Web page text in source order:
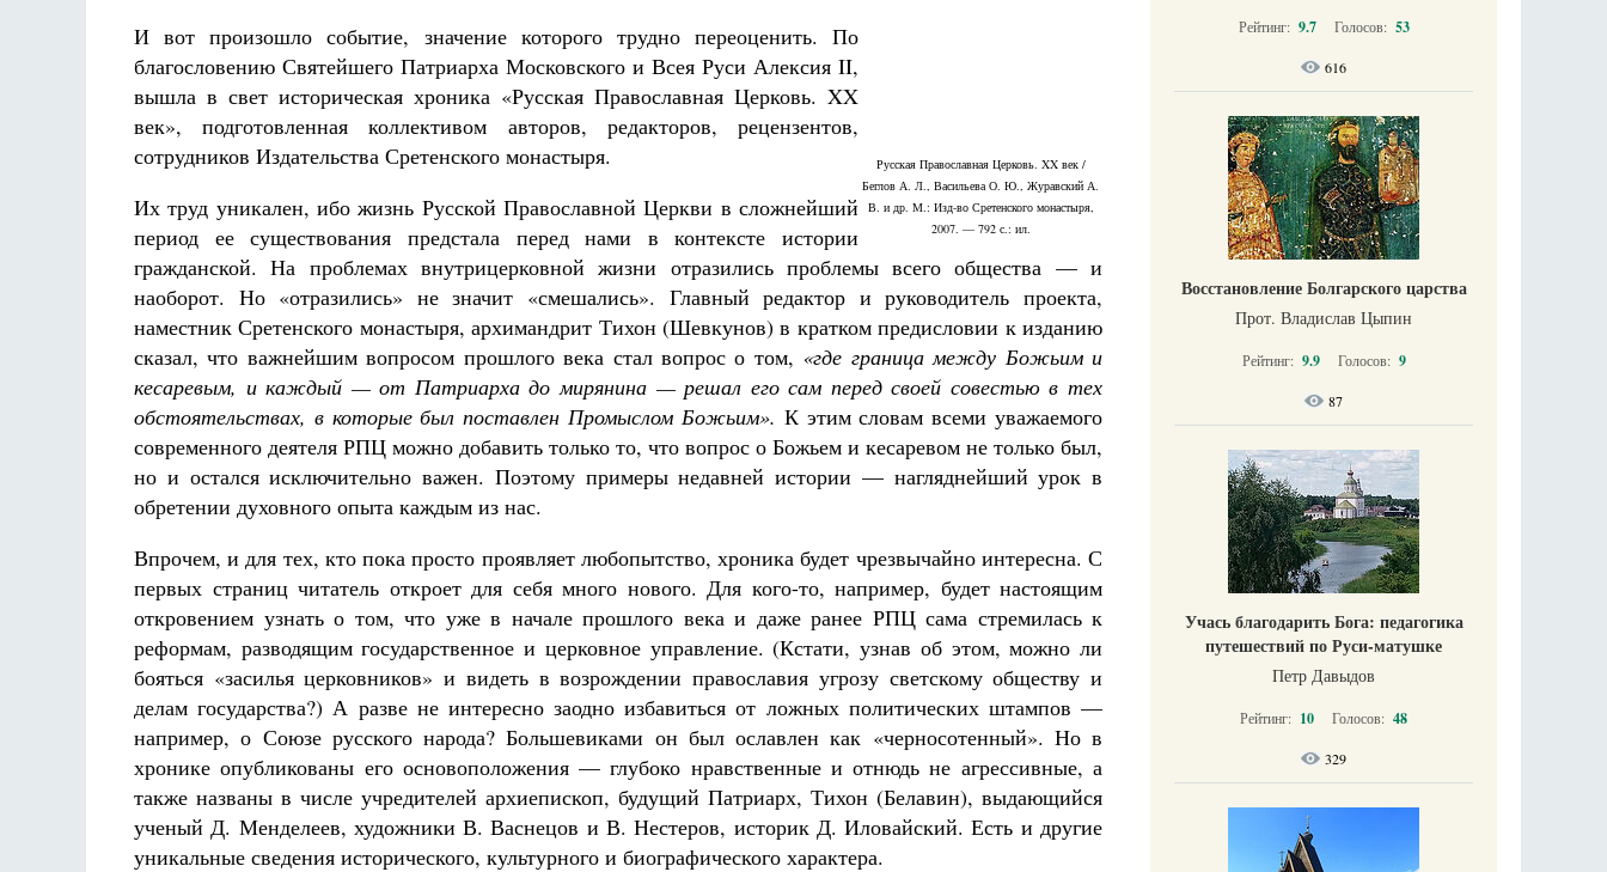
Русская Православная Церковь. XX век /
Беглов А. Л., Васильева О. Ю., Журавский А.
В. и др. М.: Изд-во Сретенского монастыря,
2007. — 792 с.: ил.
И вот произошло событие, значение которого трудно переоценить. По
благословению Святейшего Патриарха Московского и Всея Руси Алексия II,
вышла в свет историческая хроника «Русская Православная Церковь. XX
век», подготовленная коллективом авторов, редакторов, рецензентов,
сотрудников Издательства Сретенского монастыря.
Их труд уникален, ибо жизнь Русской Православной Церкви в сложнейший
период ее существования предстала перед нами в контексте истории
гражданской. На проблемах внутрицерковной жизни отразились проблемы всего общества — и
наоборот. Но «отразились» не значит «смешались». Главный редактор и руководитель проекта,
наместник Сретенского монастыря, архимандрит Тихон (Шевкунов) в кратком предисловии к изданию
сказал, что важнейшим вопросом прошлого века стал вопрос о том, «где граница между Божьим и
кесаревым, и каждый —от Патриарха до мирянина — решал его сам перед своей совестью в тех
обстоятельствах, в которые был поставлен Промыслом Божьим». К этим словам всеми уважаемого
современного деятеля РПЦ можно добавить только то, что вопрос о Божьем и кесаревом не только был,
но и остался исключительно важен. Поэтому примеры недавней истории — нагляднейший урок в
обретении духовного опыта каждым из нас.
Впрочем, и для тех, кто пока просто проявляет любопытство, хроника будет чрезвычайно интересна. С
первых страниц читатель откроет для себя много нового. Для кого-то, например, будет настоящим
откровением узнать о том, что уже в начале прошлого века и даже ранее РПЦ сама стремилась к
реформам, разводящим государственное и церковное управление. (Кстати, узнав об этом, можно ли
бояться «засилья церковников» и видеть в возрождении православия угрозу светскому обществу и
делам государства?) А разве не интересно заодно избавиться от ложных политических штампов —
например, о Союзе русского народа? Большевиками он был ославлен как «черносотенный». Но в
хронике опубликованы его основоположения — глубоко нравственные и отнюдь не агрессивные, а
также названы в числе учредителей архиепископ, будущий Патриарх, Тихон (Белавин), выдающийся
ученый Д. Менделеев, художники В. Васнецов и В. Нестеров, историк Д. Иловайский. Есть и другие
уникальные сведения исторического, культурного и биографического характера.
Рейтинг: 9.7 Голосов: 53
616
Восстановление Болгарского царства
Прот. Владислав Цыпин
Рейтинг: 9.9 Голосов: 9
87
Учась благодарить Бога: педагогика
путешествий по Руси-матушке
Петр Давыдов
Рейтинг: 10 Голосов: 48
329